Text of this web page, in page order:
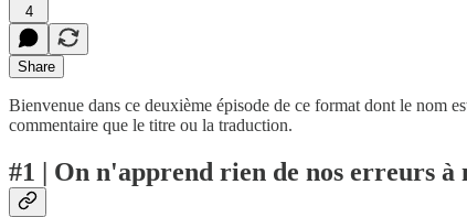
4
Share
Bienvenue dans ce deuxième épisode de ce format dont le nom
commentaire que le titre ou la traduction.
#1 | On n'apprend rien de nos erreurs